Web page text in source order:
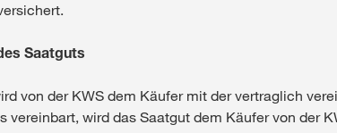
Saatguts
von der KWS dem Käufer mit der vertraglich
vereinbart, wird das Saatgut dem Käufer von der